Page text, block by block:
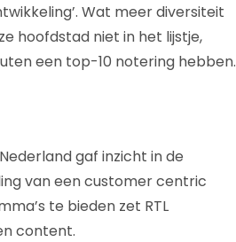
Wat meer diversiteit
hoofdstad niet in het lijstje,
een top-10 notering hebben.
gaf inzicht in de
van een customer centric
te bieden zet RTL
content.